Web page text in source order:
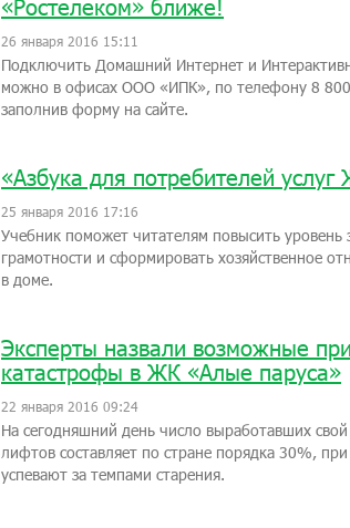
«Ростелеком» ближе!
26 января 2016 15:11
Подключить Домашний Интернет и
можно в офисах ООО «ИПК», по телефону 8
заполнив форму на сайте.
«Азбука для потребителей
25 января 2016 17:16
Учебник поможет читателям повысить
грамотности и сформировать хозяйственное
в доме.
Эксперты назвали возможные
катастрофы в ЖК «Алые паруса»
22 января 2016 09:24
На сегодняшний день число выработавших
лифтов составляет по стране порядка 30%,
успевают за темпами старения.